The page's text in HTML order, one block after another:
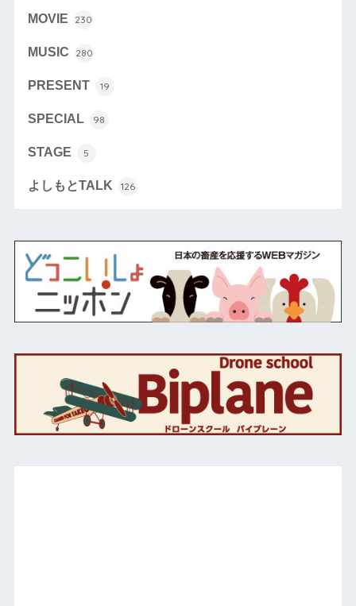
MOVIE 230
MUSIC 280
PRESENT 19
SPECIAL 98
STAGE 5
よしもとTALK 126